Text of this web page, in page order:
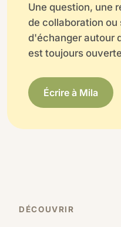
Une question, une
de collaboration
d'échanger autour
est toujours
Écrire à Mila
DÉCOUVRIR